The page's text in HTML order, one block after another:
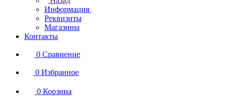
Информация
Реквизиты
Магазины
Контакты
0 Сравнение
0 Избранное
0 Корзина